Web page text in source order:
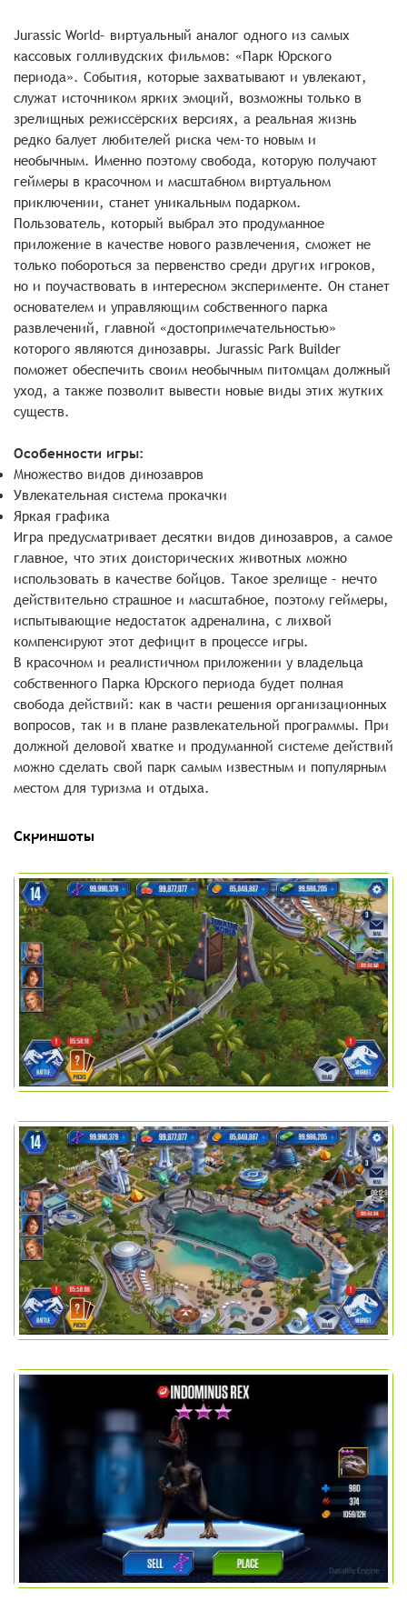
Jurassic World– виртуальный аналог одного из самых
кассовых голливудских фильмов: «Парк Юрского
периода». События, которые захватывают и увлекают,
служат источником ярких эмоций, возможны только в
зрелищных режиссёрских версиях, а реальная жизнь
редко балует любителей риска чем-то новым и
необычным. Именно поэтому свобода, которую получают
геймеры в красочном и масштабном виртуальном
приключении, станет уникальным подарком.
Пользователь, который выбрал это продуманное
приложение в качестве нового развлечения, сможет не
только побороться за первенство среди других игроков,
но и поучаствовать в интересном эксперименте. Он станет
основателем и управляющим собственного парка
развлечений, главной «достопримечательностью»
которого являются динозавры. Jurassic Park Builder
поможет обеспечить своим необычным питомцам должный
уход, а также позволит вывести новые виды этих жутких
существ.
Особенности игры:
Множество видов динозавров
Увлекательная система прокачки
Яркая графика
Игра предусматривает десятки видов динозавров, а самое
главное, что этих доисторических животных можно
использовать в качестве бойцов. Такое зрелище – нечто
действительно страшное и масштабное, поэтому геймеры,
испытывающие недостаток адреналина, с лихвой
компенсируют этот дефицит в процессе игры.
В красочном и реалистичном приложении у владельца
собственного Парка Юрского периода будет полная
свобода действий: как в части решения организационных
вопросов, так и в плане развлекательной программы. При
должной деловой хватке и продуманной системе действий
можно сделать свой парк самым известным и популярным
местом для туризма и отдыха.
Скриншоты